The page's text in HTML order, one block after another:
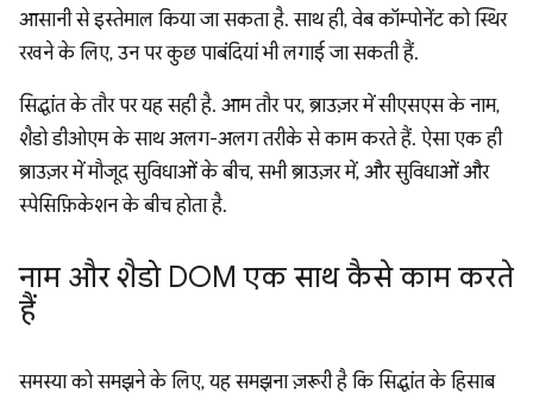
आसानी से इस्तेमाल किया जा सकता है. साथ ही, वेब कॉम्पोनेंट को स्थिर
रखने के लिए, उन पर कुछ पाबंदियां भी लगाई जा सकती हैं.
सिद्धांत के तौर पर यह सही है. आम तौर पर, ब्राउज़र में सीएसएस के नाम,
शैडो डीओएम के साथ अलग-अलग तरीके से काम करते हैं. ऐसा एक ही
ब्राउज़र में मौजूद सुविधाओं के बीच, सभी ब्राउज़र में, और सुविधाओं और
स्पेसिफ़िकेशन के बीच होता है.
नाम और शैडो DOM एक साथ कैसे काम करते
हैं
समस्या को समझने के लिए, यह समझना ज़रूरी है कि सिद्धांत के हिसाब